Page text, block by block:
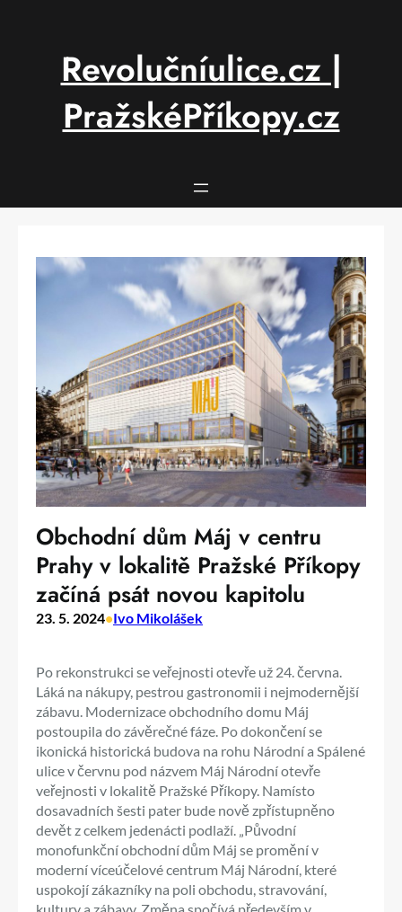
Revolučníulice.cz |
PražskéPříkopy.cz
Obchodní dům Máj v centru
Prahy v lokalitě Pražské Příkopy
začíná psát novou kapitolu
23. 5. 2024•Ivo Mikolášek
Po rekonstrukci se veřejnosti otevře už 24. června.
Láká na nákupy, pestrou gastronomii i nejmodernější
zábavu. Modernizace obchodního domu Máj
postoupila do závěrečné fáze. Po dokončení se
ikonická historická budova na rohu Národní a Spálené
ulice v červnu pod názvem Máj Národní otevře
veřejnosti v lokalitě Pražské Příkopy. Namísto
dosavadních šesti pater bude nově zpřístupněno
devět z celkem jedenácti podlaží. „Původní
monofunkční obchodní dům Máj se promění v
moderní víceúčelové centrum Máj Národní, které
uspokojí zákazníky na poli obchodu, stravování,